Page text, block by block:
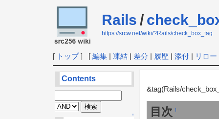
Rails /
https://srcw.net/wiki/?Rails/check_box_tag
[ トップ] [ 編集| 凍結| 差分 | 履歴| 添付| リロー
&tag(Rails/
目次 †
Contents
↑